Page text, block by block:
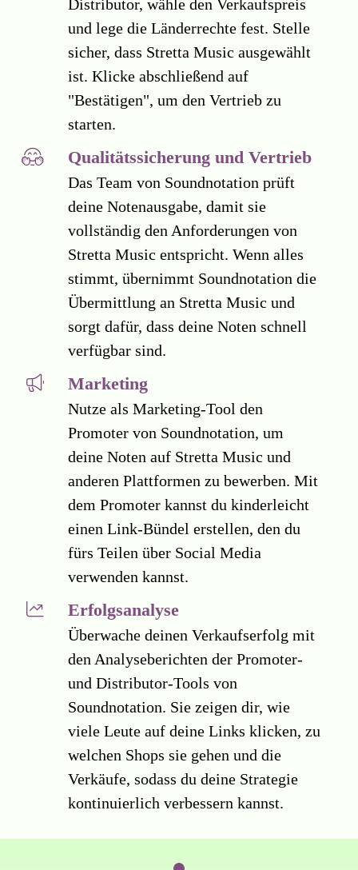
Distributor, wähle den Verkaufspreis
und lege die Länderrechte fest. Stelle
sicher, dass Stretta Music ausgewählt
ist. Klicke abschließend auf
"Bestätigen", um den Vertrieb zu
starten.
Qualitätssicherung und Vertrieb
Das Team von Soundnotation prüft
deine Notenausgabe, damit sie
vollständig den Anforderungen von
Stretta Music entspricht. Wenn alles
stimmt, übernimmt Soundnotation die
Übermittlung an Stretta Music und
sorgt dafür, dass deine Noten schnell
verfügbar sind.
Marketing
Nutze als Marketing-Tool den
Promoter von Soundnotation, um
deine Noten auf Stretta Music und
anderen Plattformen zu bewerben. Mit
dem Promoter kannst du kinderleicht
einen Link-Bündel erstellen, den du
fürs Teilen über Social Media
verwenden kannst.
Erfolgsanalyse
Überwache deinen Verkaufserfolg mit
den Analyseberichten der Promoter-
und Distributor-Tools von
Soundnotation. Sie zeigen dir, wie
viele Leute auf deine Links klicken, zu
welchen Shops sie gehen und die
Verkäufe, sodass du deine Strategie
kontinuierlich verbessern kannst.